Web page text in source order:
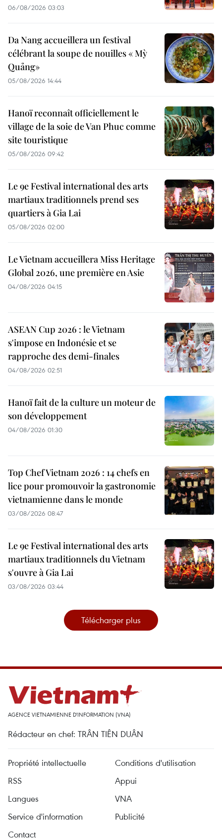
06/08/2026 03:03
Da Nang accueillera un festival
célébrant la soupe de nouilles « Mỳ
Quảng»
05/08/2026 14:44
Hanoï reconnaît officiellement le
village de la soie de Van Phuc comme
site touristique
05/08/2026 09:42
Le 9e Festival international des arts
martiaux traditionnels prend ses
quartiers à Gia Lai
05/08/2026 02:00
Le Vietnam accueillera Miss Heritage
Global 2026, une première en Asie
04/08/2026 04:15
ASEAN Cup 2026 : le Vietnam
s'impose en Indonésie et se
rapproche des demi-finales
04/08/2026 02:51
Hanoï fait de la culture un moteur de
son développement
04/08/2026 01:30
Top Chef Vietnam 2026 : 14 chefs en
lice pour promouvoir la gastronomie
vietnamienne dans le monde
03/08/2026 08:47
Le 9e Festival international des arts
martiaux traditionnels du Vietnam
s'ouvre à Gia Lai
03/08/2026 03:44
Télécharger plus
AGENCE VIETNAMIENNE D'INFORMATION (VNA)
Rédacteur en chef: TRÂN TIÊN DUÂN
Propriété intellectuelle
Conditions d'utilisation
RSS
Appui
Langues
VNA
Service d'information
Publicité
Contact